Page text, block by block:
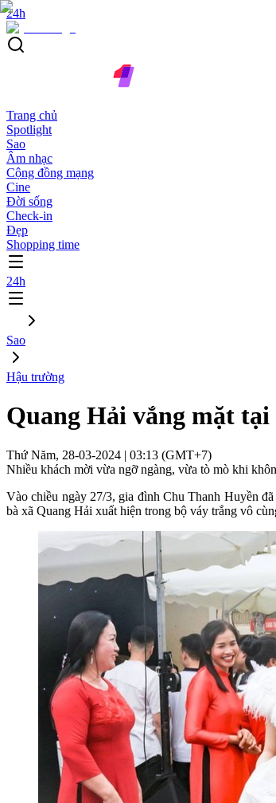
24h
Trang chủ
Spotlight
Sao
Âm nhạc
Cộng đồng mạng
Cine
Đời sống
Check-in
Đẹp
Shopping time
24h
Sao
Hậu trường
Quang Hải vắng mặt
Thứ Năm, 28-03-2024 | 03:13 (GMT+7)
Nhiều khách mời vừa ngỡ ngàng, vừa tò mò khi
Vào chiều ngày 27/3, gia đình Chu Thanh Huyền
bà xã Quang Hải xuất hiện trong bộ váy trắng vô